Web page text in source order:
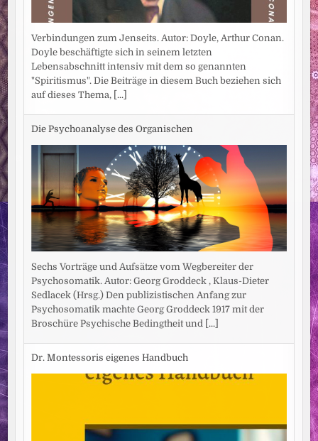
Verbindungen zum Jenseits. Autor: Doyle, Arthur Conan.
Doyle beschäftigte sich in seinem letzten
Lebensabschnitt intensiv mit dem so genannten
"Spiritismus". Die Beiträge in diesem Buch beziehen sich
auf dieses Thema, [...]
Die Psychoanalyse des Organischen
Sechs Vorträge und Aufsätze vom Wegbereiter der
Psychosomatik. Autor: Georg Groddeck , Klaus-Dieter
Sedlacek (Hrsg.) Den publizistischen Anfang zur
Psychosomatik machte Georg Groddeck 1917 mit der
Broschüre Psychische Bedingtheit und [...]
Dr. Montessoris eigenes Handbuch